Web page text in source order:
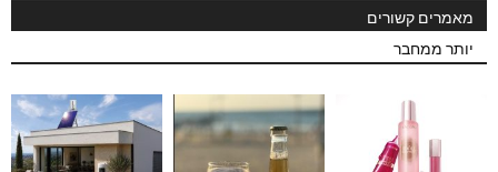
מאמרים קשורים
יותר ממחבר